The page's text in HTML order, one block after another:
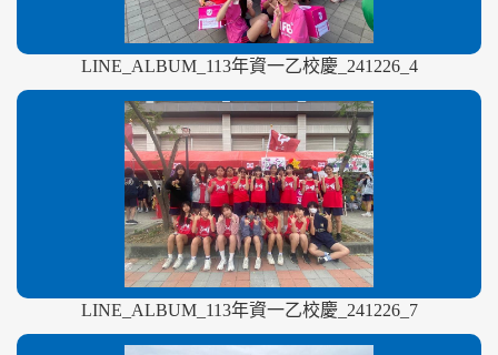
LINE_ALBUM_113年資一乙校慶_241226_4
LINE_ALBUM_113年資一乙校慶_241226_7